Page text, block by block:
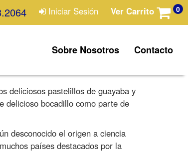
Iniciar Sesión Ver Carrito 0
Sobre Nosotros Contacto
deliciosos pastelillos de guayaba y
delicioso bocadillo como parte de
desconocido el origen a ciencia
países destacados por la